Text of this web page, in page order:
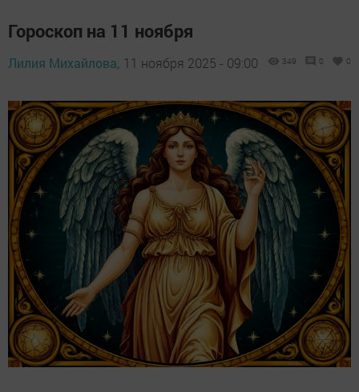
Гороскоп на 11 ноября
Лилия Михайлова, 11 ноября 2025 - 09:00 349 0 0